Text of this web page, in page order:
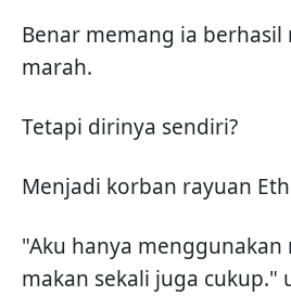
Benar memang ia berhasil
marah.
Tetapi dirinya sendiri?
Menjadi korban rayuan
"Aku hanya menggunakan
makan sekali juga cukup."